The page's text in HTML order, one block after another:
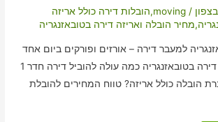
/
moving
,הובלות דירה כולל אריזה
,מחיר הובלה ואריזה דירה בטובאזנגריה
למעבר דירה – אורזים ופורקים ביום אחד
מחיר הובלה ואריזה דירה בטובאזנגריה כמה עולה להוביל דירה חדר 1
הובלה כולל אריזה? טווח המחירים להובלת